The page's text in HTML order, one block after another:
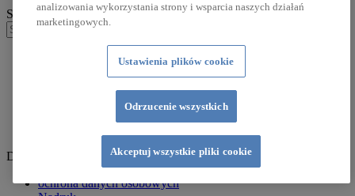
Szukaj w Diehl
Diehl Stiftung & Co. KG © 2026
ochrona danych osobowych
analizowania wykorzystania strony i wsparcia naszych działań
marketingowych.
Ustawienia plików cookie
Odrzucenie wszystkich
Akceptuj wszystkie pliki cookie